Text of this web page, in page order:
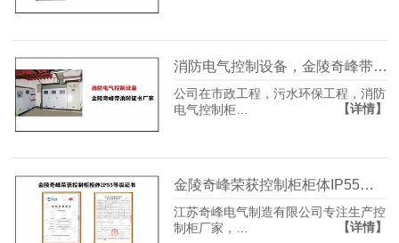
消防电气控制设备，金陵奇峰带消防证书厂家
公司在市政工程，污水环保工程，消防
电气控制柜…
【详情】
金陵奇峰荣获控制柜柜体IP55防护等级证书
江苏奇峰电气制造有限公司专注生产控
制柜厂家，…
【详情】